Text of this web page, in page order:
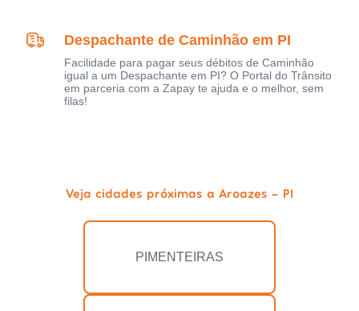
Despachante de Caminhão em PI
Facilidade para pagar seus débitos de Caminhão
igual a um Despachante em PI? O Portal do Trânsito
em parceria com a Zapay te ajuda e o melhor, sem
filas!
Veja cidades próximas a Aroazes - PI
PIMENTEIRAS